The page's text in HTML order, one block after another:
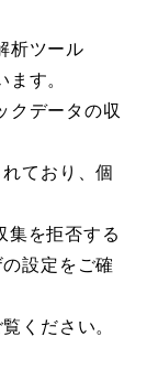
析ツール
す。
クデータの収
ており、個
集を拒否する
設定をご確
ください。